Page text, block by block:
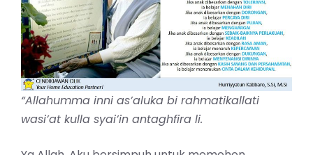
“Allahumma inni as’aluka bi rahmatikallati
wasi’at kulla syai’in antaghfira li.